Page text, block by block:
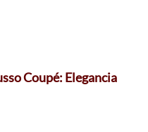
Coupé: Elegancia